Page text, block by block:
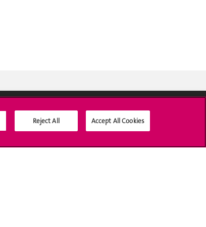
Médias sociaux UNIGE
Reject All Accept All Cookies